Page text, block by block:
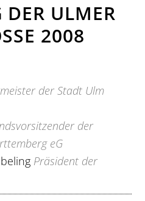
DER ULMER
2008
der Stadt Ulm
der
eG
Präsident der